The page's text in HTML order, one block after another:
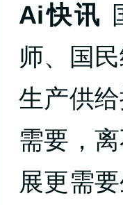
Ai快讯
师、国
生产供
需要，
展更需